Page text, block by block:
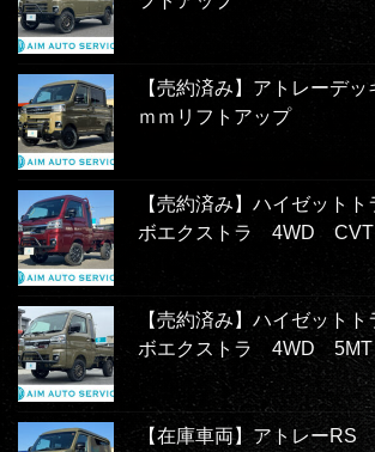
【売約済み】アトレーデ
ｍｍリフトアップ
【売約済み】ハイゼット
ボエクストラ 4WD
【売約済み】ハイゼット
ボエクストラ 4WD
【在庫車両】アトレー